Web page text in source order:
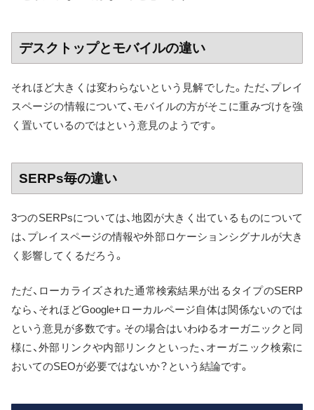
デスクトップとモバイルの違い
それほど大きくは変わらないという見解でした。ただ、プレイ
スページの情報について、モバイルの方がそこに重みづけを強
く置いているのではという意見のようです。
SERPs毎の違い
3つのSERPsについては、地図が大きく出ているものについて
は、プレイスページの情報や外部ロケーションシグナルが大き
く影響してくるだろう。
ただ、ローカライズされた通常検索結果が出るタイプのSERP
なら、それほどGoogle+ローカルページ自体は関係ないのでは
という意見が多数です。その場合はいわゆるオーガニックと同
様に、外部リンクや内部リンクといった、オーガニック検索に
おいてのSEOが必要ではないか？という結論です。